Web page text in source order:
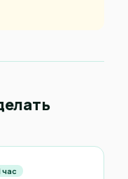
час